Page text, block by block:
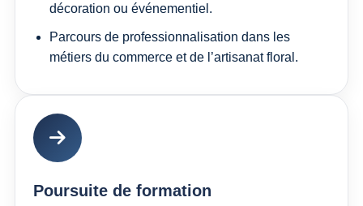
décoration ou événementiel.
Parcours de professionnalisation dans les
métiers du commerce et de l’artisanat floral.
Poursuite de formation